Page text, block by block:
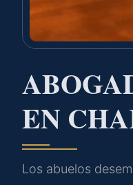
EN
Los abuelos